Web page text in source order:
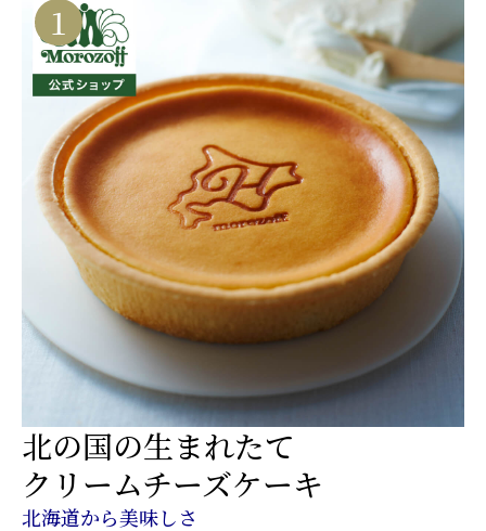
1
北の国の生まれたて
クリームチーズケーキ
北海道から美味しさ